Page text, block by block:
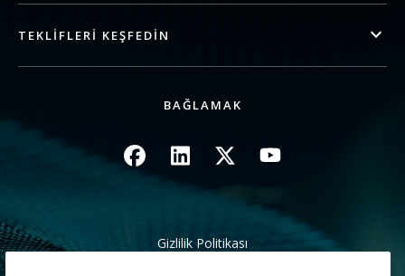
TEKLIFLERI KEŞFEDIN
BAĞLAMAK
Resim Resim Resim Resim
Gizlilik Politikası